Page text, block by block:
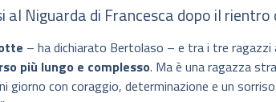
Niguarda di Francesca dopo il
– ha dichiarato Bertolaso – e tra i tre ragazzi
più lungo e complesso. Ma è una ragazza
giorno con coraggio, determinazione e un